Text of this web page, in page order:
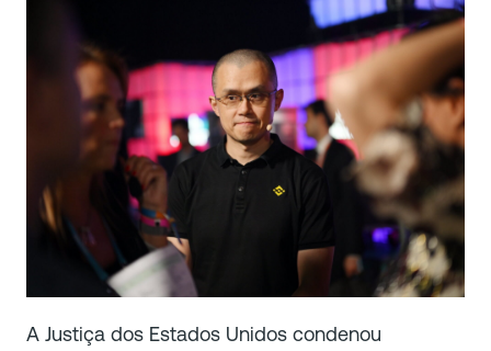
A Justiça dos Estados Unidos condenou